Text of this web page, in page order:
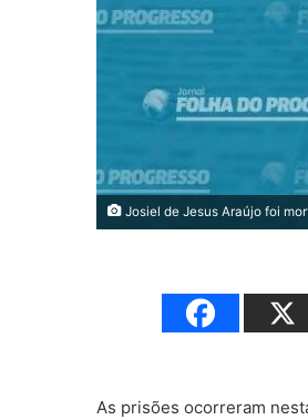
Josiel de Jesus Araújo foi
As prisões ocorreram